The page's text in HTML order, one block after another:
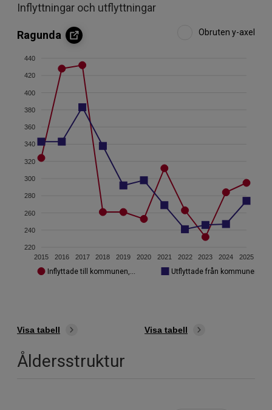
Inflyttningar och utflyttningar
Ragunda Obruten y-axel
2015 2016 2017 2018 2019 2020 2021 2022 2023 2024 2025
220
240
260
280
300
320
340
360
380
400
420
440
Inflyttade till kommunen,... Utflyttade från kommunen,
Visa tabell Visa tabell
Åldersstruktur